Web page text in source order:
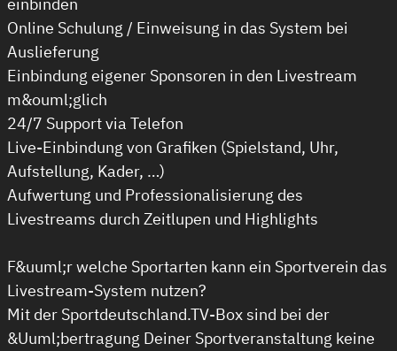
Online Schulung / Einweisung in das System bei
Auslieferung
Einbindung eigener Sponsoren in den Livestream
m&ouml;glich
24/7 Support via Telefon
Live-Einbindung von Grafiken (Spielstand, Uhr,
Aufstellung, Kader, …)
Aufwertung und Professionalisierung des
Livestreams durch Zeitlupen und Highlights
F&uuml;r welche Sportarten kann ein Sportverein das
Livestream-System nutzen?
Mit der Sportdeutschland.TV-Box sind bei der
&Uuml;bertragung Deiner Sportveranstaltung keine